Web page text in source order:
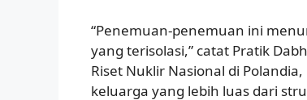
“Penemuan-penemuan ini
yang terisolasi,” catat Pratik
Riset Nuklir Nasional di
keluarga yang lebih luas dari